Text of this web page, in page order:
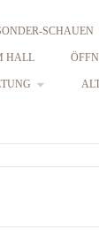
SCHAUEN
HALL